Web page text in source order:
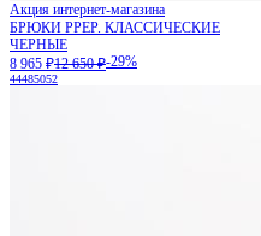
Акция интернет-магазина
БРЮКИ PPEP. КЛАССИЧЕСКИЕ
ЧЕРНЫЕ
8 965 ₽12 650 ₽-29%
44485052